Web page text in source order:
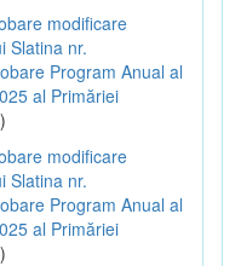
modificare
Slatina nr.
Program Anual al
al Primăriei
modificare
Slatina nr.
Program Anual al
al Primăriei